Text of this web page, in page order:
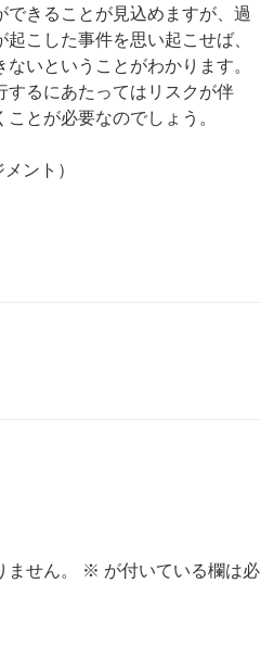
きることが見込めますが、過
こした事件を思い起こせば、
いということがわかります。
するにあたってはリスクが伴
とが必要なのでしょう。
ント）
せん。 ※ が付いている欄は必